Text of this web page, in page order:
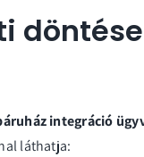
integráció
láthatja: